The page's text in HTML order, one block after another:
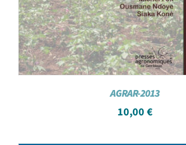
AGRAR-2013
10,00 €